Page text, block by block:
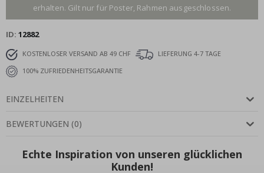
erhalten. Gilt nur für Poster, Rahmen ausgeschlossen.
ID 12882
KOSTENLOSER VERSAND AB 49 CHF
LIEFERUNG 4-7 TAGE
100% ZUFRIEDENHEITSGARANTIE
EINZELHEITEN
BEWERTUNGEN (0)
Echte Inspiration von unseren glücklichen
Kunden!